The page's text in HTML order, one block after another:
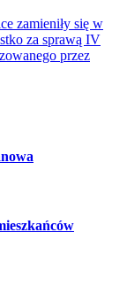
zamieniły się w
za sprawą IV
przez